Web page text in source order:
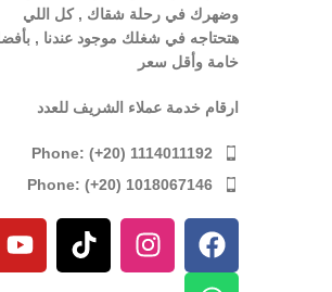
وضهرك في رحلة شقاك , كل اللي
هتحتاجه في شغلك موجود عندنا ,
خامة وأقل سعر
ارقام خدمة عملاء الشريف للعدد
Phone: (+20) 1114011192
Phone: (+20) 1018067146